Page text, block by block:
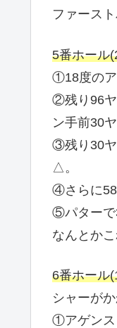
ファース
5番ホール
①18度のア
②残り96ヤ
ン手前30
③残り30ヤ
△。
④さらに58
⑤パターで
なんとか
6番ホール
シャーがか
①アゲンス